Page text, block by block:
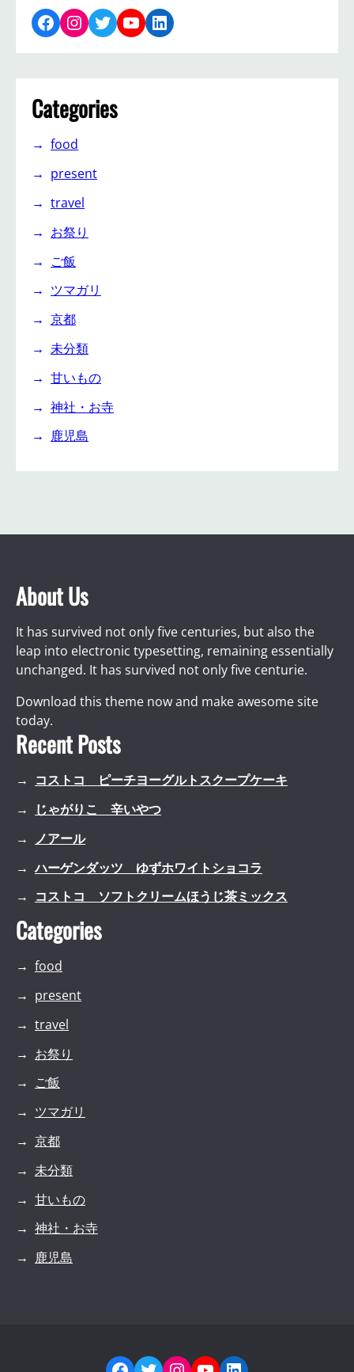
Facebook Instagram Twitter YouTube LinkedIn
Categories
food
present
travel
お祭り
ご飯
ツマガリ
京都
未分類
甘いもの
神社・お寺
鹿児島
About Us
It has survived not only five centuries, but also the
leap into electronic typesetting, remaining essentially
unchanged. It has survived not only five centurie.
Download this theme now and make awesome site
today.
Recent Posts
コストコ ピーチヨーグルトスクープケーキ
じゃがりこ 辛いやつ
ノアール
ハーゲンダッツ ゆずホワイトショコラ
コストコ ソフトクリームほうじ茶ミックス
Categories
food
present
travel
お祭り
ご飯
ツマガリ
京都
未分類
甘いもの
神社・お寺
鹿児島